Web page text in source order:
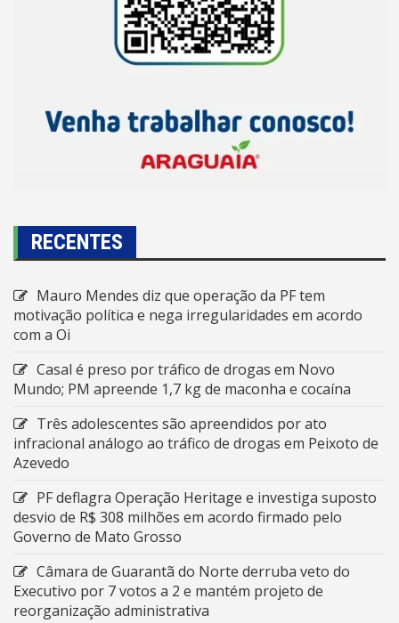
RECENTES
Mauro Mendes diz que operação da PF tem
motivação política e nega irregularidades em acordo
com a Oi
Casal é preso por tráfico de drogas em Novo
Mundo; PM apreende 1,7 kg de maconha e cocaína
Três adolescentes são apreendidos por ato
infracional análogo ao tráfico de drogas em Peixoto de
Azevedo
PF deflagra Operação Heritage e investiga suposto
desvio de R$ 308 milhões em acordo firmado pelo
Governo de Mato Grosso
Câmara de Guarantã do Norte derruba veto do
Executivo por 7 votos a 2 e mantém projeto de
reorganização administrativa